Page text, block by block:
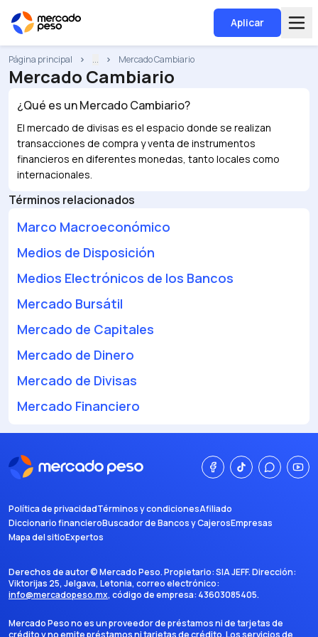
Aplicar
Página principal ... Mercado Cambiario
Mercado Cambiario
¿Qué es unMercado Cambiario?
El mercado de divisas es el espacio donde se realizan
transacciones de compra y venta de instrumentos
financieros en diferentes monedas, tanto locales como
internacionales.
Términos relacionados
Marco Macroeconómico
Medios de Disposición
Medios Electrónicos de los Bancos
Mercado Bursátil
Mercado de Capitales
Mercado de Dinero
Mercado de Divisas
Mercado Financiero
Política de privacidadTérminos y condicionesAfiliado
Diccionario financieroBuscador de Bancos y CajerosEmpresas
Mapa del sitioExpertos
Derechos de autor ©Mercado Peso. Propietario:SIA JEFF. Dirección:
Viktorijas 25, Jelgava, Letonia, correo electrónico:
info@mercadopeso.mx, código de empresa: 43603085405.
Mercado Peso no es un proveedor de préstamos ni de tarjetas de
crédito y no emite préstamos ni tarjetas de crédito. Los servicios de